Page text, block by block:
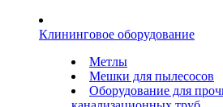
Клининговое оборудование
Метлы
Мешки для пылесосов
Оборудование для